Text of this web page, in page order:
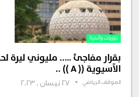
دوريات وأندية
بقرار مفاجئ ….. مليوني ليرة
الآسيوية (( A )) ..
الموقف الرياضي 27 نيسان , 2023